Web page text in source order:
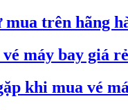
trên hãng
máy bay giá
khi mua vé